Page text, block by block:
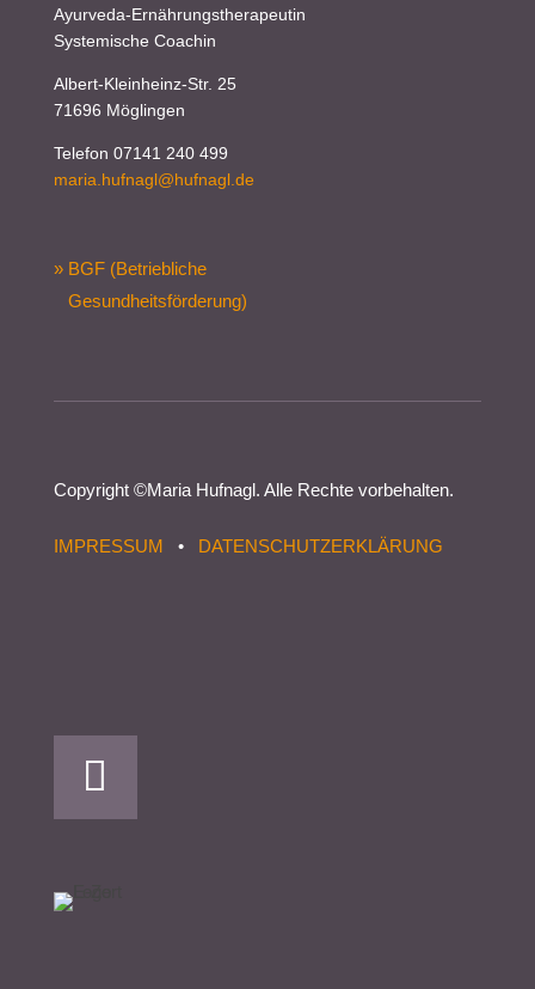
Ayurveda-Ernährungstherapeutin
Systemische Coachin
Albert-Kleinheinz-Str. 25
71696 Möglingen
Telefon 07141 240 499
maria.hufnagl@hufnagl.de
» BGF (Betriebliche
Gesundheitsförderung)
Copyright ©Maria Hufnagl. Alle Rechte vorbehalten.
IMPRESSUM • DATENSCHUTZERKLÄRUNG